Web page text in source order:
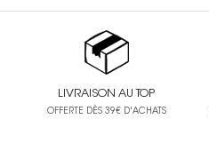
LIVRAISON AU TOP
OFFERTE DÈS 39€ D'ACHATS